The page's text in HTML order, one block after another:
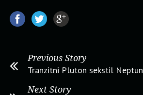
Previous Story
Tranzitni Pluton sekstil Neptun
Next Story